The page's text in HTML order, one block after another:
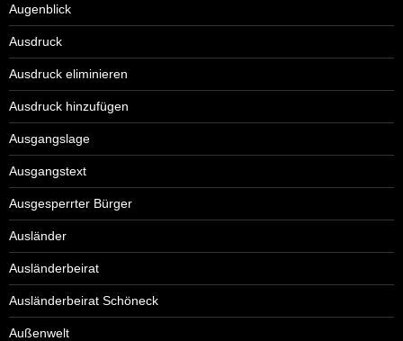
Augenblick
Ausdruck
Ausdruck eliminieren
Ausdruck hinzufügen
Ausgangslage
Ausgangstext
Ausgesperrter Bürger
Ausländer
Ausländerbeirat
Ausländerbeirat Schöneck
Außenwelt